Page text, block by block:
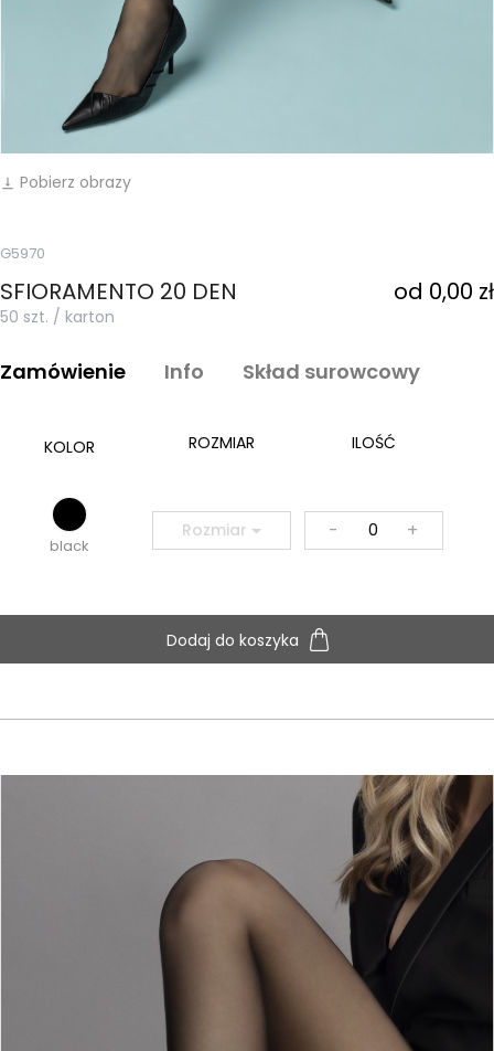
vertical_align_bottom Pobierz obrazy
G5970
SFIORAMENTO 20 DEN od 0,00 zł
50 szt. / karton
Zamówienie Info Skład surowcowy
KOLOR ROZMIAR ILOŚĆ
black
Rozmiar - +
Dodaj do koszyka